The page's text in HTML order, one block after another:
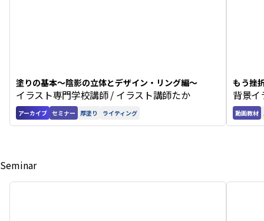
塗りの基本〜陰影の立体とデザイン・リング編〜
イラスト専門学校講師 / イラスト講師たか
アーカイブ セミナー 厚塗り ライティング
もう挫
背景イ
動画教材
Seminar